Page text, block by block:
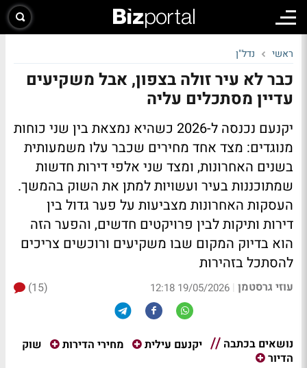
ראשי נדל"ן
כבר לא עיר זולה בצפון, אבל משקיעים
עדיין מסתכלים עליה
יקנעם נכנסה ל-2026 כשהיא נמצאת בין שני כוחות
מנוגדים: מצד אחד מחירים שכבר עלו משמעותית
בשנים האחרונות, ומצד שני אלפי דירות חדשות
שמתוכננות בעיר ועשויות למתן את השוק בהמשך.
העסקות האחרונות מצביעות על פער גדול בין
דירות ותיקות לבין פרויקטים חדשים, והפער הזה
הוא בדיוק המקום שבו משקיעים ורוכשים צריכים
להסתכל בזהירות
עוזי גרסטמן |
19/05/2026 12:18
(15)
נושאים בכתבה יקנעם עילית מחירי הדירות
שוק
הדיור